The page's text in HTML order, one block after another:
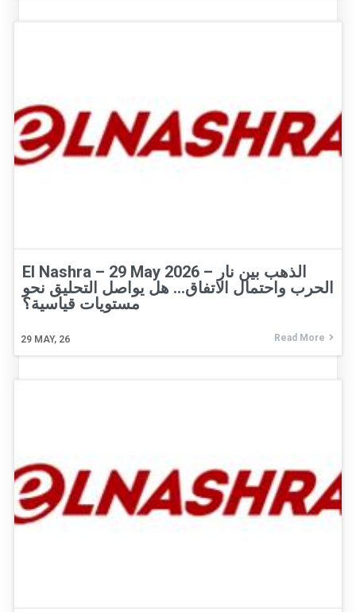
El Nashra – 29 May 2026 – الذهب بين نار
الحرب واحتمال الاتفاق… هل يواصل التحليق نحو
مستويات قياسية؟
29 MAY, 26 Read More